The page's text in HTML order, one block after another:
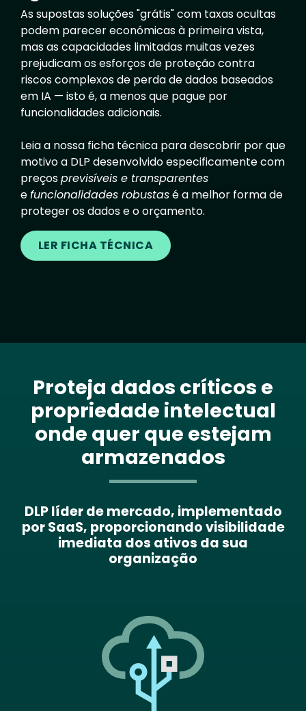
As supostas soluções "grátis" com taxas ocultas
podem parecer económicas à primeira vista,
mas as capacidades limitadas muitas vezes
prejudicam os esforços de proteção contra
riscos complexos de perda de dados baseados
em IA — isto é, a menos que pague por
funcionalidades adicionais.
Leia a nossa ficha técnica para descobrir por que
motivo a DLP desenvolvido especificamente com
preçosprevisíveis e transparentes
efuncionalidades robustasé a melhor forma de
proteger os dados e o orçamento.
LER FICHA TÉCNICA
Proteja dados críticos e
propriedade intelectual
onde quer que estejam
armazenados
DLP líder de mercado, implementado
por SaaS, proporcionando visibilidade
imediata dos ativos da sua
organização